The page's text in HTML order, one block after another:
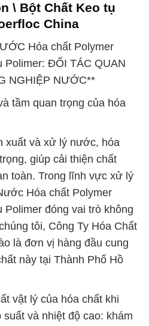
\ Bột Chất Keo tụ
China
Hóa chất Polymer
Polimer: ĐỐI TÁC QUAN
NGHIỆP NƯỚC**
tầm quan trọng của hóa
xuất và xử lý nước, hóa
giúp cải thiện chất
toàn. Trong lĩnh vực xử lý
Hóa chất Polymer
Polimer đóng vai trò không
tôi, Công Ty Hóa Chất
là đơn vị hàng đầu cung
này tại Thành Phố Hồ
vật lý của hóa chất khi
và nhiệt độ cao: khám